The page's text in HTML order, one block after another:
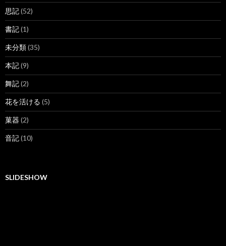
思記(52)
書記(1)
未分類(35)
本記(9)
舞記(2)
花を活ける (5)
菓器 (2)
音記(10)
SLIDESHOW